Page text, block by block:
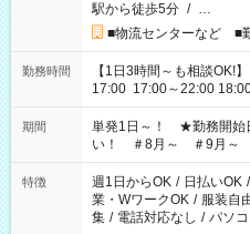
駅から徒歩5分 / …
■物流センターなど ■
勤務時間
【1日3時間～も相談OK!】 ＜シフト例＞ 9:00～12:00 12:00～
17:00 17:00～22:00 18:00～21:00 など
お気軽にご相談ください！
期間
単発1日～！ ★勤務開始
い！ ＃8月～ ＃9月～
特徴 週1日からOK / 日払いOK /
業・WワークOK / 服装自
集 / 電話対応なし / パソ